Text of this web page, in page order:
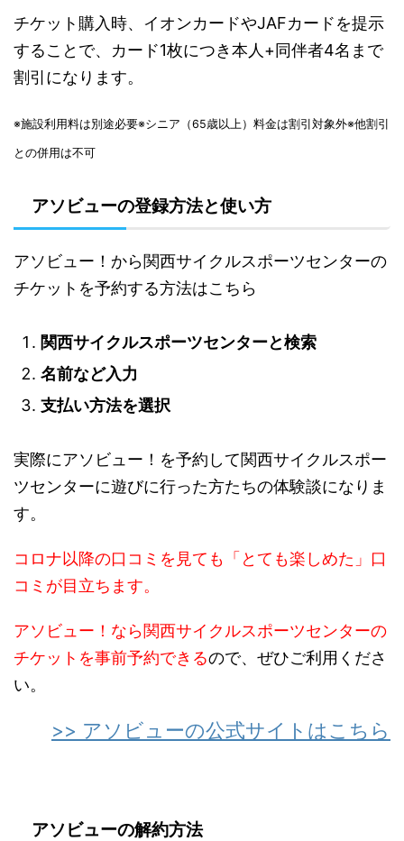
チケット購入時、イオンカードやJAFカードを提示
することで、カード1枚につき本人+同伴者4名まで
割引になります。
※施設利用料は別途必要※シニア（65歳以上）料金は割引対象外※他割引
との併用は不可
アソビューの登録方法と使い方
アソビュー！から関西サイクルスポーツセンターの
チケットを予約する方法はこちら
関西サイクルスポーツセンターと検索
名前など入力
支払い方法を選択
実際にアソビュー！を予約して関西サイクルスポー
ツセンターに遊びに行った方たちの体験談になりま
す。
コロナ以降の口コミを見ても「とても楽しめた」口
コミが目立ちます。
アソビュー！なら関西サイクルスポーツセンターの
チケットを事前予約できるので、ぜひご利用くださ
い。
>> アソビューの公式サイトはこちら
アソビューの解約方法